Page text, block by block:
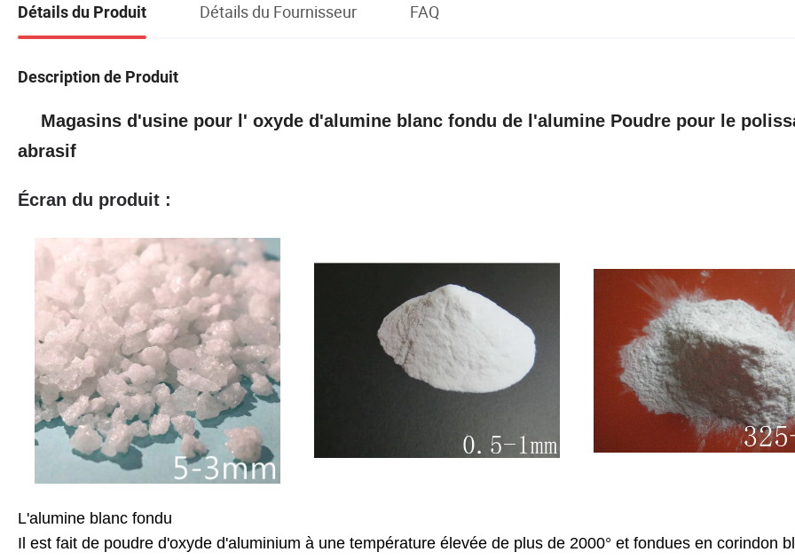
Détails du Produit Détails du Fournisseur FAQ
Description de Produit
Magasins d'usine pour l' oxyde d'alumine blanc fondu de l'alumine Poudre pour le
abrasif
Écran du produit :
L'alumine blanc fondu
Il est fait de poudre d'oxyde d'aluminium à une température élevée de plus de 2000° et fondues en corindon